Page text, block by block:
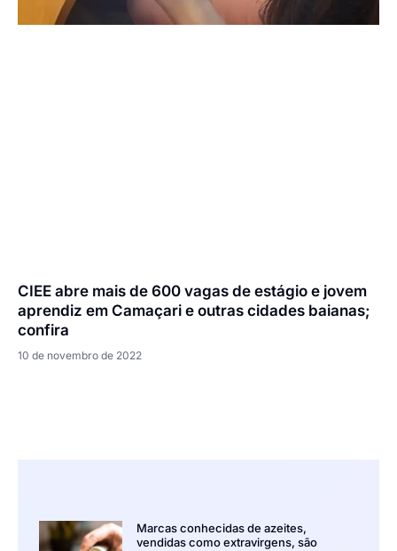
CIEE abre mais de 600 vagas de estágio e jovem
aprendiz em Camaçari e outras cidades baianas;
confira
10 de novembro de 2022
Marcas conhecidas de azeites,
vendidas como extravirgens, são